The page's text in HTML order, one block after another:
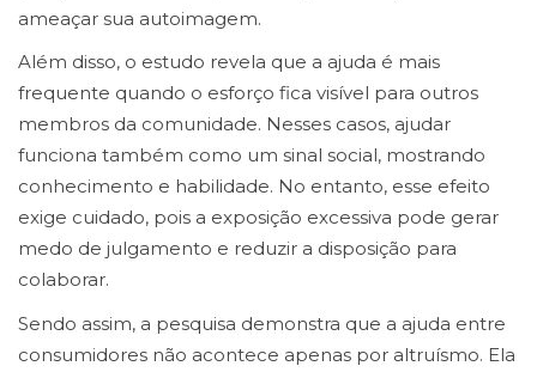
ameaçar sua autoimagem.
Além disso, o estudo revela que a ajuda é mais
frequente quando o esforço fica visível para outros
membros da comunidade. Nesses casos, ajudar
funciona também como um sinal social, mostrando
conhecimento e habilidade. No entanto, esse efeito
exige cuidado, pois a exposição excessiva pode gerar
medo de julgamento e reduzir a disposição para
colaborar.
Sendo assim, a pesquisa demonstra que a ajuda entre
consumidores não acontece apenas por altruísmo. Ela